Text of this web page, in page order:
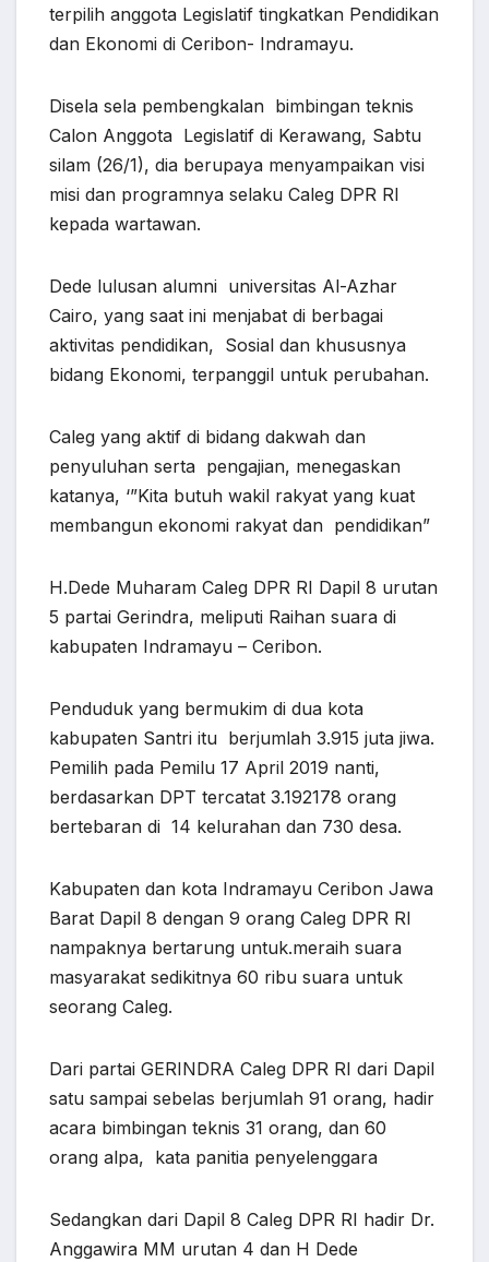
terpilih anggota Legislatif tingkatkan Pendidikan
dan Ekonomi di Ceribon- Indramayu.
Disela sela pembengkalan bimbingan teknis
Calon Anggota Legislatif di Kerawang, Sabtu
silam (26/1), dia berupaya menyampaikan visi
misi dan programnya selaku Caleg DPR RI
kepada wartawan.
Dede lulusan alumni universitas Al-Azhar
Cairo, yang saat ini menjabat di berbagai
aktivitas pendidikan, Sosial dan khususnya
bidang Ekonomi, terpanggil untuk perubahan.
Caleg yang aktif di bidang dakwah dan
penyuluhan serta pengajian, menegaskan
katanya, ‘”Kita butuh wakil rakyat yang kuat
membangun ekonomi rakyat dan pendidikan”
H.Dede Muharam Caleg DPR RI Dapil 8 urutan
5 partai Gerindra, meliputi Raihan suara di
kabupaten Indramayu – Ceribon.
Penduduk yang bermukim di dua kota
kabupaten Santri itu berjumlah 3.915 juta jiwa.
Pemilih pada Pemilu 17 April 2019 nanti,
berdasarkan DPT tercatat 3.192178 orang
bertebaran di 14 kelurahan dan 730 desa.
Kabupaten dan kota Indramayu Ceribon Jawa
Barat Dapil 8 dengan 9 orang Caleg DPR RI
nampaknya bertarung untuk.meraih suara
masyarakat sedikitnya 60 ribu suara untuk
seorang Caleg.
Dari partai GERINDRA Caleg DPR RI dari Dapil
satu sampai sebelas berjumlah 91 orang, hadir
acara bimbingan teknis 31 orang, dan 60
orang alpa, kata panitia penyelenggara
Sedangkan dari Dapil 8 Caleg DPR RI hadir Dr.
Anggawira MM urutan 4 dan H Dede